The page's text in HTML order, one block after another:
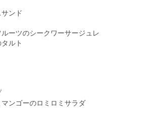
ンド
ーツのシークワーサージュレ
タルト
ンゴーのロミロミサラダ